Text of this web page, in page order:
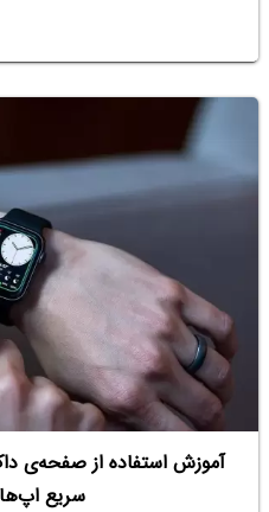
آموزش استفاده از صفحه‌ی
سریع